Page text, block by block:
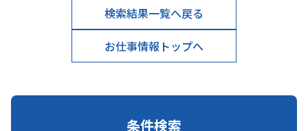
条件検索
検索結果一覧へ戻る
お仕事情報トップへ